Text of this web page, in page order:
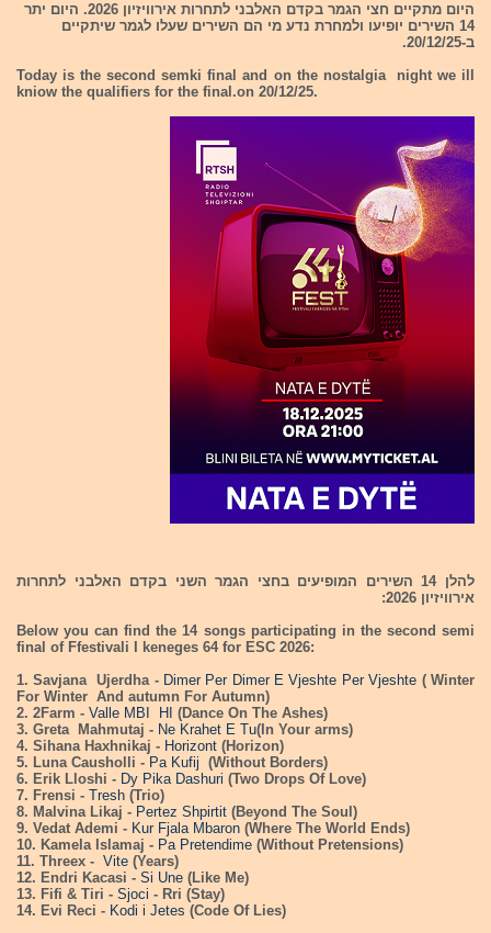
היום מתקיים חצי הגמר בקדם האלבני לתחרות אירוויזיון 2026. היום יתר
14 השירים יופיעו ולמחרת נדע מי הם השירים שעלו לגמר שיתקיים
ב-20/12/25.
Today is the second semki final and on the nostalgia night we ill
kniow the qualifiers for the final.on 20/12/25.
להלן 14 השירים המופיעים בחצי הגמר השני בקדם האלבני לתחרות
אירוויזיון 2026:
Below you can find the 14 songs participating in the second semi
final of Ffestivali I keneges 64 for ESC 2026:
1. Savjana Ujerdha - Dimer Per Dimer E Vjeshte Per Vjeshte ( Winter
For Winter And autumn For Autumn)
2. 2Farm - Valle MBI HI (Dance On The Ashes)
3. Greta Mahmutaj - Ne Krahet E Tu(In Your arms)
4. Sihana Haxhnikaj - Horizont (Horizon)
5. Luna Causholli - Pa Kufij (Without Borders)
6. Erik Lloshi - Dy Pika Dashuri (Two Drops Of Love)
7. Frensi - Tresh (Trio)
8. Malvina Likaj - Pertez Shpirtit (Beyond The Soul)
9. Vedat Ademi - Kur Fjala Mbaron (Where The World Ends)
10. Kamela Islamaj - Pa Pretendime (Without Pretensions)
11. Threex - Vite (Years)
12. Endri Kacasi - Si Une (Like Me)
13. Fifi & Tiri - Sjoci - Rri (Stay)
14. Evi Reci - Kodi i Jetes (Code Of Lies)